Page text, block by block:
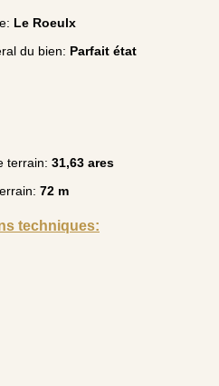
Le Roeulx
du bien: Parfait état
terrain: 31,63 ares
72 m
techniques: